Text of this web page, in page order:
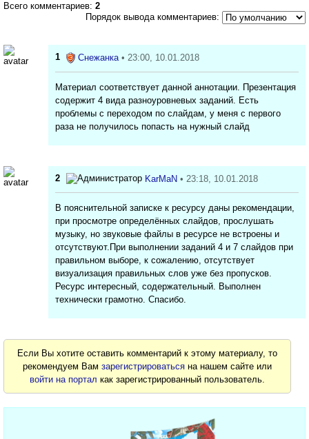
Всего комментариев: 2
Порядок вывода комментариев:
1 Снежанка • 23:00, 10.01.2018
Материал соответствует данной аннотации. Презентация
содержит 4 вида разноуровневых заданий. Есть
проблемы с переходом по слайдам, у меня с первого
раза не получилось попасть на нужный слайд
2 KarMaN • 23:18, 10.01.2018
В пояснительной записке к ресурсу даны рекомендации,
при просмотре определённых слайдов, прослушать
музыку, но звуковые файлы в ресурсе не встроены и
отсутствуют.При выполнении заданий 4 и 7 слайдов при
правильном выборе, к сожалению, отсутствует
визуализация правильных слов уже без пропусков.
Ресурс интересный, содержательный. Выполнен
технически грамотно. Спасибо.
Если Вы хотите оставить комментарий к этому материалу, то
рекомендуем Вамзарегистрироваться на нашем сайте или
войти на портал как зарегистрированный пользователь.